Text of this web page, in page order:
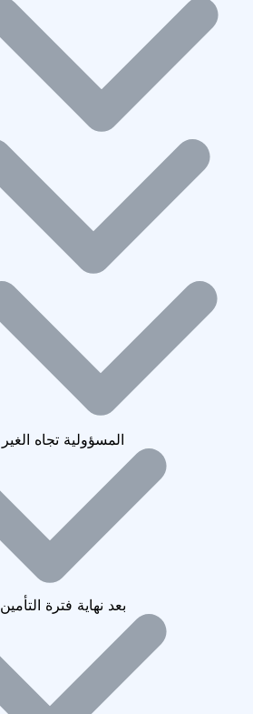
المسؤولية تجاه الغير
بعد نهاية فترة التأمين